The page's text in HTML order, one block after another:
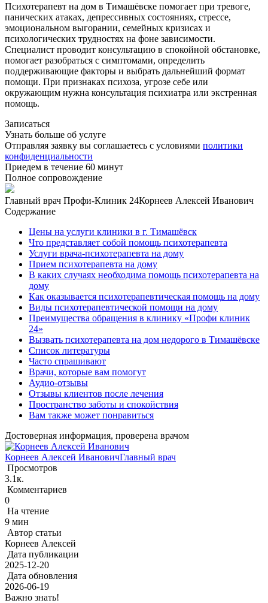
Психотерапевт на дом в Тимашёвске помогает при тревоге,
панических атаках, депрессивных состояниях, стрессе,
эмоциональном выгорании, семейных кризисах и
психологических трудностях на фоне зависимости.
Специалист проводит консультацию в спокойной обстановке,
помогает разобраться с симптомами, определить
поддерживающие факторы и выбрать дальнейший формат
помощи. При признаках психоза, угрозе себе или
окружающим нужна консультация психиатра или экстренная
помощь.
Записаться
Узнать больше об услуге
Отправляя заявку вы соглашаетесь с условиями политики
конфиденциальности
Приедем в течение 60 минут
Полное сопровождение
Главный врач Профи-Клиник 24Корнеев Алексей Иванович
Содержание
Цены на услуги клиники в г. Тимашёвск
Что представляет собой помощь психотерапевта
Услуги врача-психотерапевта на дому
Прием психотерапевта на дому
В каких случаях необходима помощь психотерапевта на
дому
Как оказывается психотерапевтическая помощь на дому
Виды психотерапевтической помощи на дому
Преимущества обращения в клинику «Профи клиник
24»
Вызвать психотерапевта на дом недорого в Тимашёвске
Список литературы
Часто спрашивают
Врачи, которые вам помогут
Аудио-отзывы
Отзывы клиентов после лечения
Пространство заботы и спокойствия
Вам также может понравиться
Достоверная информация, проверена врачом
Корнеев Алексей ИвановичГлавный врач
Просмотров
3.1к.
Комментариев
0
На чтение
9 мин
Автор статьи
Корнеев Алексей
Дата публикации
2025-12-20
Дата обновления
2026-06-19
Важно знать!